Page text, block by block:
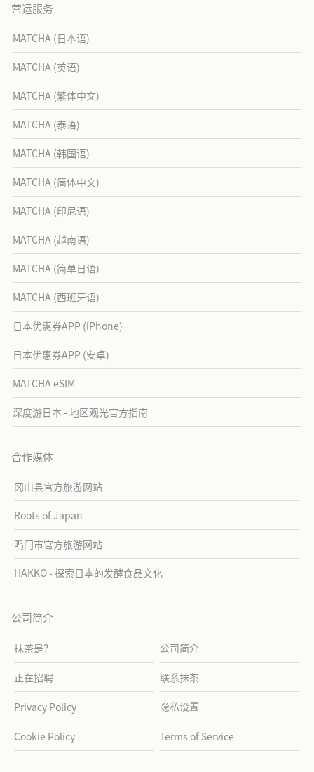
营运服务
MATCHA (日本语)
MATCHA (英语)
MATCHA (繁体中文)
MATCHA (泰语)
MATCHA (韩国语)
MATCHA (简体中文)
MATCHA (印尼语)
MATCHA (越南语)
MATCHA (简单日语)
MATCHA (西班牙语)
日本优惠券APP (iPhone)
日本优惠券APP (安卓)
MATCHA eSIM
深度游日本 - 地区观光官方指南
合作媒体
冈山县官方旅游网站
Roots of Japan
鸣门市官方旅游网站
HAKKO - 探索日本的发酵食品文化
公司简介
抹茶是？ 公司简介
正在招聘 联系抹茶
Privacy Policy 隐私设置
Cookie Policy Terms of Service